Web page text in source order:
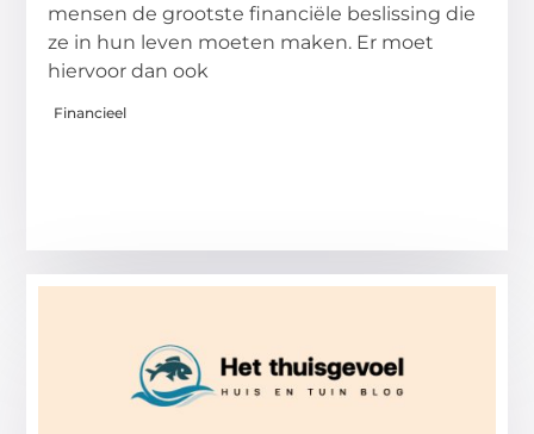
mensen de grootste financiële beslissing die
ze in hun leven moeten maken. Er moet
hiervoor dan ook
Financieel